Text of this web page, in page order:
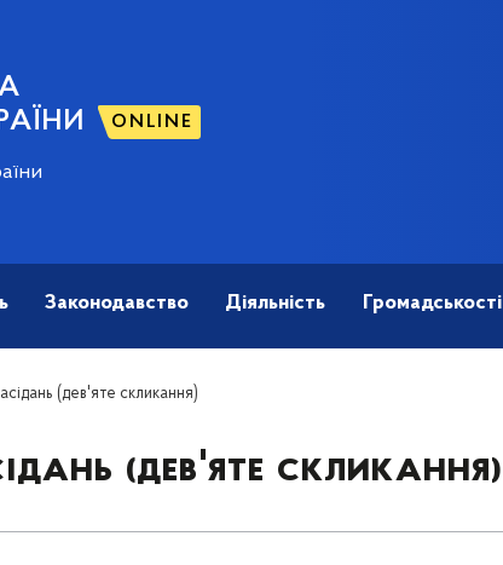
ONLINE
Законодавство Діяльність Громадськості
(дев'яте скликання)
(дев'яте скликання)